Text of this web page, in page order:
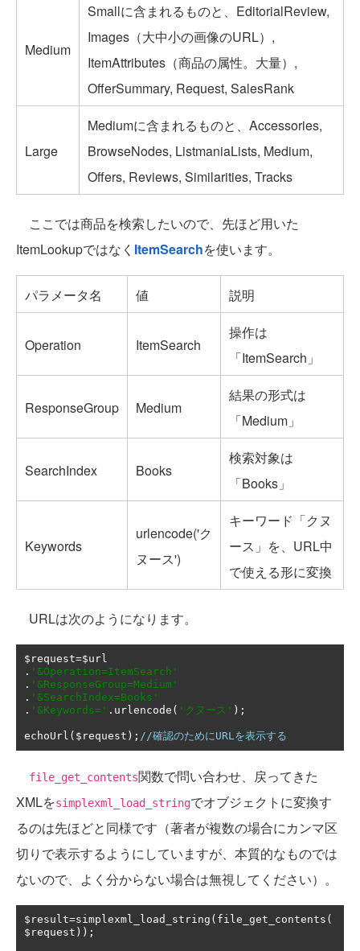
Medium
Smallに含まれるものと、EditorialReview,
Images（大中小の画像のURL）,
ItemAttributes（商品の属性。大量）,
OfferSummary, Request, SalesRank
Large
Mediumに含まれるものと、Accessories,
BrowseNodes, ListmaniaLists, Medium,
Offers, Reviews, Similarities, Tracks
ここでは商品を検索したいので、先ほど用いた
ItemLookupではなく ItemSearchを使います。
パラメータ名 値 説明
Operation ItemSearch
操作は
「ItemSearch」
ResponseGroup Medium
結果の形式は
「Medium」
SearchIndex Books
検索対象は
「Books」
Keywords
urlencode('ク
ヌース')
キーワード「クヌ
ース」を、URL中
で使える形に変換
URLは次のようになります。
$request=
. '&Operation=ItemSearch'
. '&ResponseGroup=Medium'
. '&SearchIndex=Books'
. '&Keywords=' . urlencode ( 'クヌース' );
echoUrl ( $request ); //確認のためにURLを表示する
file_get_contents関数で問い合わせ、戻ってきた
XMLをsimplexml_load_stringでオブジェクトに変換す
るのは先ほどと同様です（著者が複数の場合にカンマ区
切りで表示するようにしていますが、本質的なものでは
ないので、よく分からない場合は無視してください）。
$result=simplexml_load_string ( file_get_contents (
$request ));